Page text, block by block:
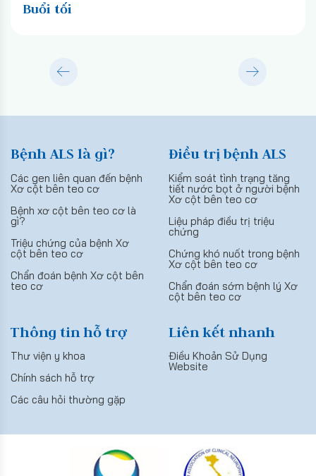
Buổi tối
Bệnh ALS là gì?
Các gen liên quan đến bệnh
Xơ cột bên teo cơ
Bệnh xơ cột bên teo cơ là
gì?
Triệu chứng của bệnh Xơ
cột bên teo cơ
Chẩn đoán bệnh Xơ cột bên
teo cơ
Điều trị bệnh ALS
Kiểm soát tình trạng tăng
tiết nước bọt ở người bệnh
Xơ cột bên teo cơ
Liệu pháp điều trị triệu
chứng
Chứng khó nuốt trong bệnh
Xơ cột bên teo cơ
Chẩn đoán sớm bệnh lý Xơ
cột bên teo cơ
Thông tin hỗ trợ
Thư viện y khoa
Chính sách hỗ trợ
Các câu hỏi thường gặp
Liên kết nhanh
Điều Khoản Sử Dụng
Website